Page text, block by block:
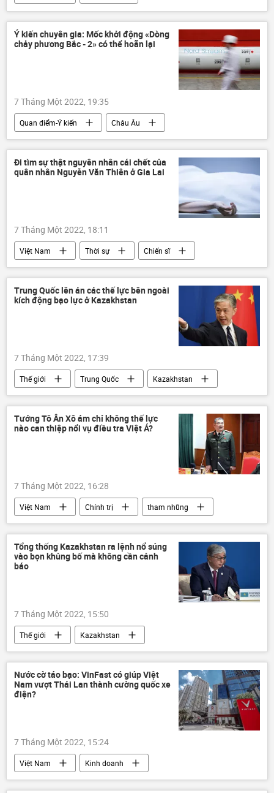
Quân ủy Trung ương
Cảnh sát Biển Việt Nam
Pháp luật
Ý kiến chuyên gia: Mốc khởi động «Dòng
chảy phương Bắc - 2» có thể hoãn lại
7 Tháng Một 2022, 19:35
Quan điểm-Ý kiến
Châu Âu
khí đốt
Dòng chảy phương Bắc-2
chuyên gia
Đi tìm sự thật nguyên nhân cái chết của
quân nhân Nguyễn Văn Thiên ở Gia Lai
7 Tháng Một 2022, 18:11
Việt Nam Thời sự
Chiến sĩ
cái chết
tử vong Pháp luật
Trung Quốc lên án các thế lực bên ngoài
kích động bạo lực ở Kazakhstan
7 Tháng Một 2022, 17:39
Thế giới Trung Quốc
Kazakhstan
Bạo loạn ở Kazakhstan
Tướng Tô Ân Xô ám chỉ không thế lực
nào can thiệp nổi vụ điều tra Việt Á?
7 Tháng Một 2022, 16:28
Việt Nam Chính trị
tham nhũng
Bộ Công an Việt Nam
Bộ Y Tế Việt Nam
Pháp luật
Tô Ân Xô
Tổng thống Kazakhstan ra lệnh nổ súng
vào bọn khủng bố mà không cần cảnh
báo
7 Tháng Một 2022, 15:50
Thế giới
Kazakhstan
bọn khủng bố
Kassym-Zhomart Tokayev
Bạo loạn ở Kazakhstan
CSTO
Nước cờ táo bạo: VinFast có giúp Việt
Nam vượt Thái Lan thành cường quốc xe
điện?
7 Tháng Một 2022, 15:24
Việt Nam
Kinh doanh
Quan điểm-Ý kiến
Thái Lan